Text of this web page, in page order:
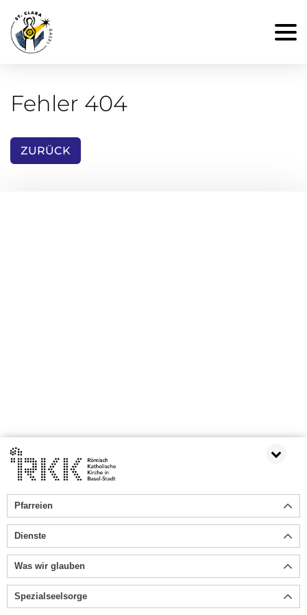
Fehler 404
ZURÜCK
Pfarreien
Dienste
Was wir glauben
Spezialseelsorge